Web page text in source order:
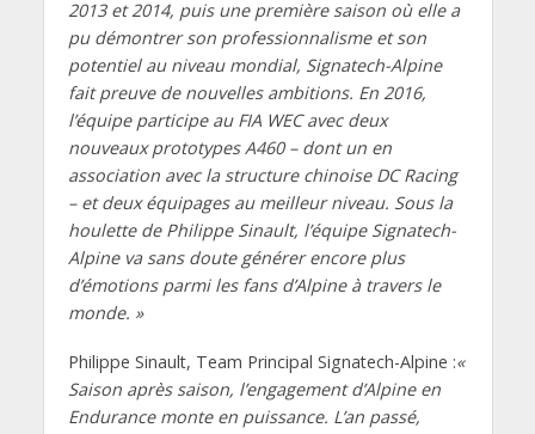
2013 et 2014, puis une première saison où elle a
pu démontrer son professionnalisme et son
potentiel au niveau mondial, Signatech-Alpine
fait preuve de nouvelles ambitions. En 2016,
l’équipe participe au FIA WEC avec deux
nouveaux prototypes A460 – dont un en
association avec la structure chinoise DC Racing
– et deux équipages au meilleur niveau. Sous la
houlette de Philippe Sinault, l’équipe Signatech-
Alpine va sans doute générer encore plus
d’émotions parmi les fans d’Alpine à travers le
monde. »
Philippe Sinault, Team Principal Signatech-Alpine :«
Saison après saison, l’engagement d’Alpine en
Endurance monte en puissance. L’an passé,